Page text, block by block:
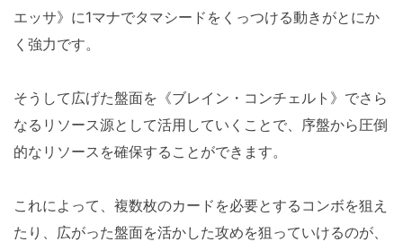
エッサ》に1マナでタマシードをくっつける動きがとにか
く強力です。
そうして広げた盤面を《ブレイン・コンチェルト》でさら
なるリソース源として活用していくことで、序盤から圧倒
的なリソースを確保することができます。
これによって、複数枚のカードを必要とするコンボを狙え
たり、広がった盤面を活かした攻めを狙っていけるのが、